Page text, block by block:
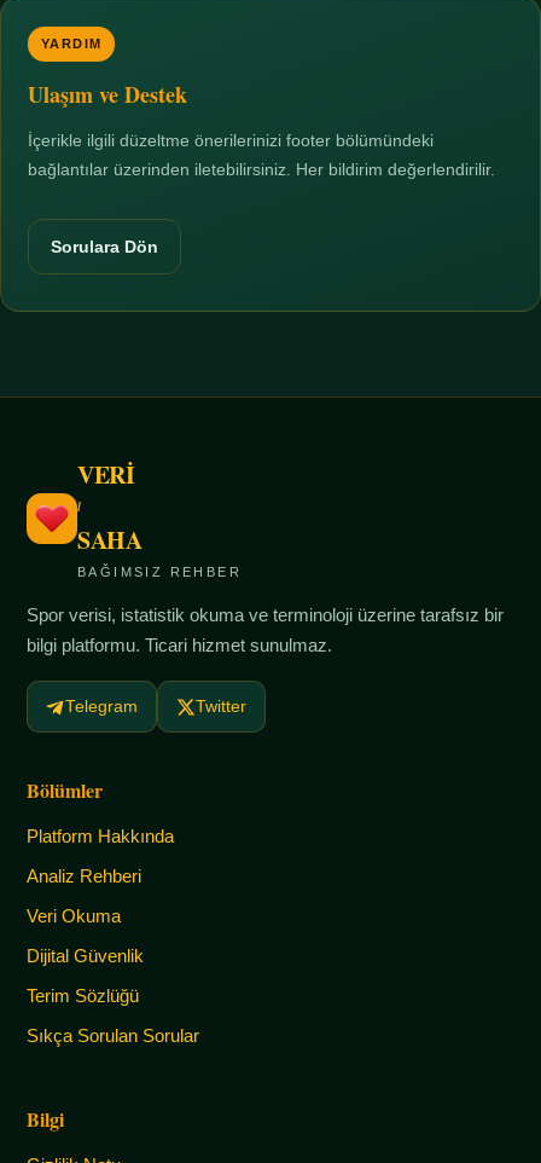
YARDIM
Ulaşım ve Destek
İçerikle ilgili düzeltme önerilerinizi footer bölümündeki
bağlantılar üzerinden iletebilirsiniz. Her bildirim değerlendirilir.
Sorulara Dön
VERİ
/
SAHA
BAĞIMSIZ REHBER
Spor verisi, istatistik okuma ve terminoloji üzerine tarafsız bir
bilgi platformu. Ticari hizmet sunulmaz.
Telegram Twitter
Bölümler
Platform Hakkında
Analiz Rehberi
Veri Okuma
Dijital Güvenlik
Terim Sözlüğü
Sıkça Sorulan Sorular
Bilgi